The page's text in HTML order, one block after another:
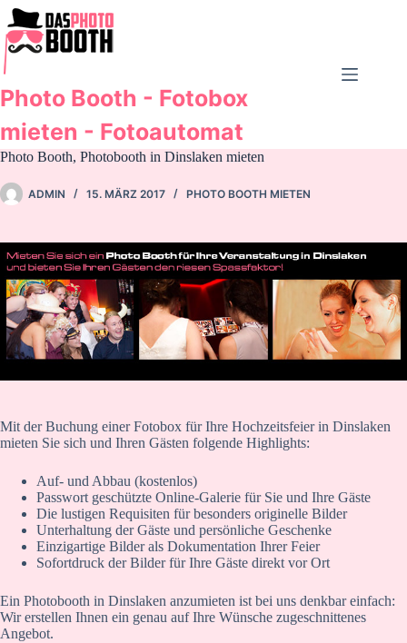
Zum
Inhalt
springen
Photo Booth - Fotobox
mieten - Fotoautomat
Photo Booth, Photobooth in Dinslaken mieten
ADMIN 15. MÄRZ 2017 PHOTO BOOTH MIETEN
Mit der Buchung einer Fotobox für Ihre Hochzeitsfeier in Dinslaken
mieten Sie sich und Ihren Gästen folgende Highlights:
Auf- und Abbau (kostenlos)
Passwort geschützte Online-Galerie für Sie und Ihre Gäste
Die lustigen Requisiten für besonders originelle Bilder
Unterhaltung der Gäste und persönliche Geschenke
Einzigartige Bilder als Dokumentation Ihrer Feier
Sofortdruck der Bilder für Ihre Gäste direkt vor Ort
Ein Photobooth in Dinslaken anzumieten ist bei uns denkbar einfach:
Wir erstellen Ihnen ein genau auf Ihre Wünsche zugeschnittenes
Angebot.